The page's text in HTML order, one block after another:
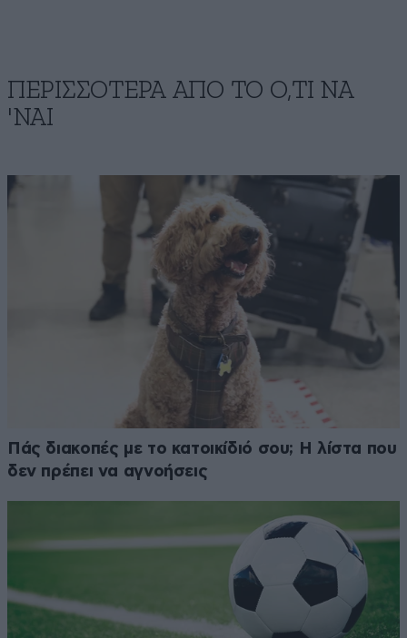
ΠΕΡΙΣΣΟΤΕΡΑ ΑΠΟ ΤΟ Ο,ΤΙ ΝΑ
'ΝΑΙ
Πάς διακοπές με το κατοικίδιό σου; Η λίστα που
δεν πρέπει να αγνοήσεις